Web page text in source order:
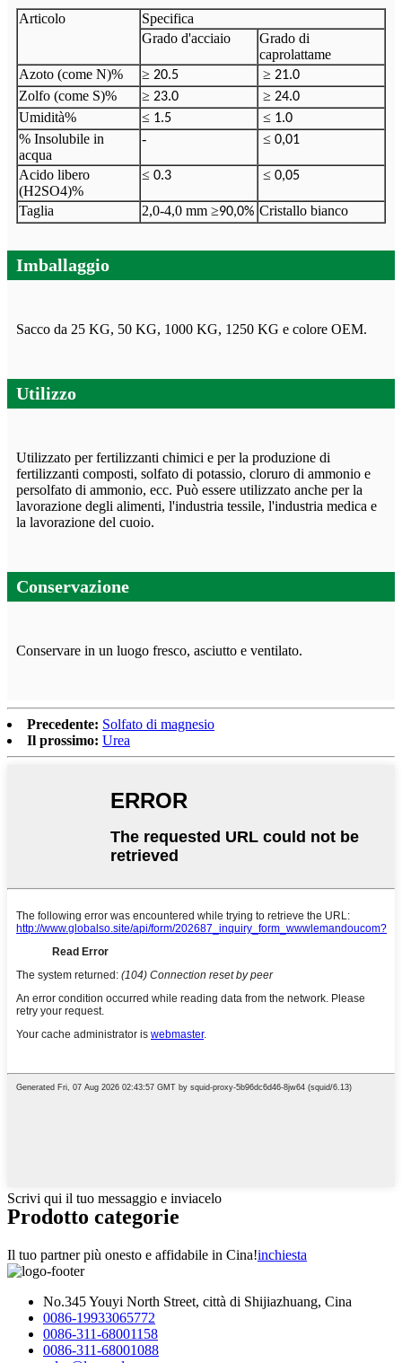
Articolo
Specifica
Grado d'acciaio
Grado di
caprolattame
Azoto (come N)%
≥ 20.5 ≥ 21.0
Zolfo (come S)% ≥ 23.0 ≥ 24.0
Umidità% ≤ 1.5 ≤ 1.0
% Insolubile in
acqua
- ≤ 0,01
Acido libero
(H2SO4)%
≤ 0.3 ≤ 0,05
Taglia 2,0-4,0 mm ≥90,0% Cristallo bianco
Imballaggio
Sacco da 25 KG, 50 KG, 1000 KG, 1250 KG e colore OEM.
Utilizzo
Utilizzato per fertilizzanti chimici e per la produzione di
fertilizzanti composti, solfato di potassio, cloruro di ammonio e
persolfato di ammonio, ecc. Può essere utilizzato anche per la
lavorazione degli alimenti, l'industria tessile, l'industria medica e
la lavorazione del cuoio.
Conservazione
Conservare in un luogo fresco, asciutto e ventilato.
Precedente: Solfato di magnesio
Il prossimo: Urea
Scrivi qui il tuo messaggio e inviacelo
Prodotto categorie
Il tuo partner più onesto e affidabile in Cina!inchiesta
No.345 Youyi North Street, città di Shijiazhuang, Cina
0086-19933065772
0086-311-68001158
0086-311-68001088